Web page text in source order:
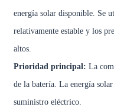
energía solar disponible. Se
relativamente estable y los
altos.
Prioridad principal: La
de la batería. La energía
suministro eléctrico.